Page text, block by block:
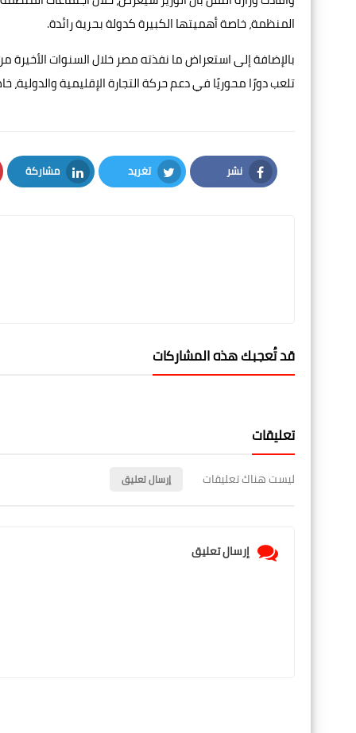
المنظمة، خاصة أهميتها الكبيرة كدولة بحرية رائدة.
بالإضافة إلى استعراض ما نفذته مصر خلال السنوات
تلعب دورًا محوريًا في دعم حركة التجارة الإقليمية
نشر
Facebook
تغريد
Twitter
مشاركة
LinkedIn
قد تُعجبك هذه المشاركات
تعليقات
ليست هناك تعليقات إرسال تعليق
إرسال تعليق